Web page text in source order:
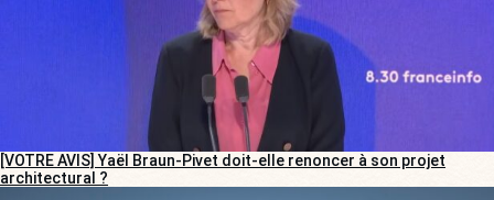
[VOTRE AVIS] Yaël Braun-Pivet doit-elle renoncer à son projet
architectural ?